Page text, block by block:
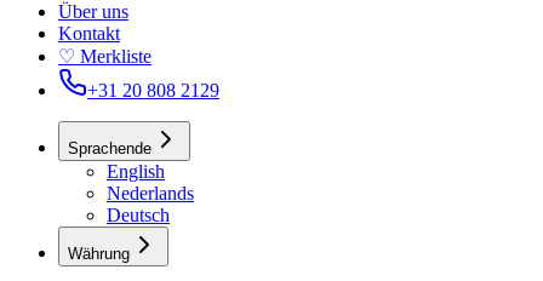
Über uns
Kontakt
♡ Merkliste
+31 20 808 2129
Sprachende
English
Nederlands
Deutsch
Währung